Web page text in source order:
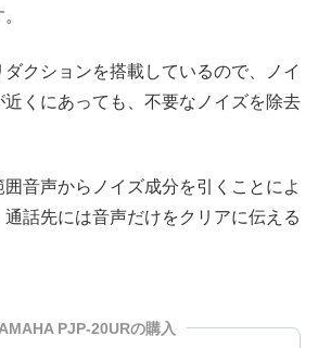
クションを搭載しているので、ノイ
近くにあっても、不要なノイズを除去
音声からノイズ成分を引くことによ
通話先には音声だけをクリアに伝える
PJP-20URの購入